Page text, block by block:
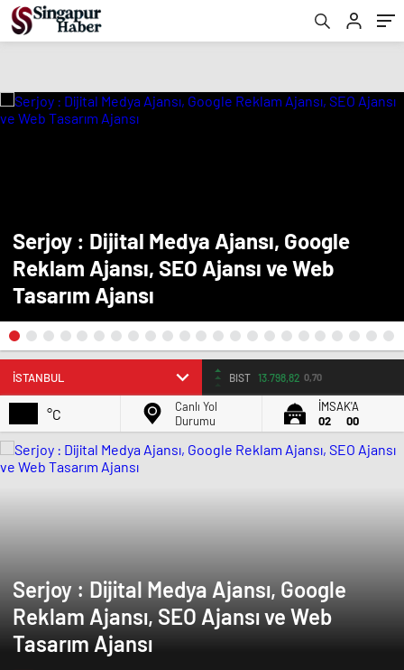
Serjoy : Dijital Medya Ajansı, Google
Reklam Ajansı, SEO Ajansı ve Web
Tasarım Ajansı
BIST 13.798,82 0,70
°C
Canlı Yol
Durumu
İMSAK'A
02
00
Serjoy : Dijital Medya Ajansı, Google
Reklam Ajansı, SEO Ajansı ve Web
Tasarım Ajansı